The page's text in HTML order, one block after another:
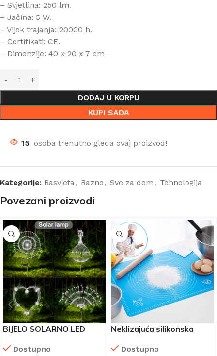
– Svjetlina: 250 lm.
– Jačina: 5 W.
– Vijek trajanja: 20000 h.
– Certifikati: CE.
– Dimenzije: 40 x 20 x 7 cm
DODAJ U KORPU
KUPI SADA
15 osoba trenutno gleda ovaj proizvod!
Kategorije: Rasvjeta, Razno , Sve za dom , Tehnologija
Povezani proizvodi
BIJELO SOLARNO LED
Dostupno
Neklizajuća silikonska
komada!
Dostupno